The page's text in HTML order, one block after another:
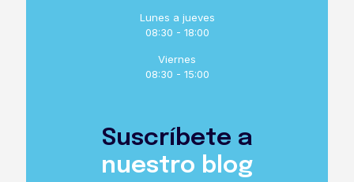
Lunes a jueves
08:30 - 18:00
Viernes
08:30 - 15:00
Suscríbete a
nuestro blog